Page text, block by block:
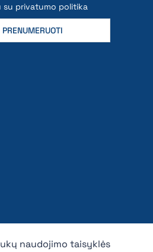
su privatumo politika
naudojimo taisyklės